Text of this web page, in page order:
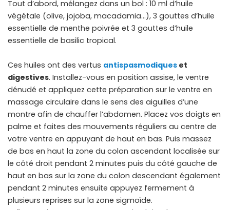
Tout d’abord, mélangez dans un bol : 10 ml d’huile
végétale (olive, jojoba, macadamia…), 3 gouttes d’huile
essentielle de menthe poivrée et 3 gouttes d’huile
essentielle de basilic tropical.
Ces huiles ont des vertus antispasmodiques et
digestives. Installez-vous en position assise, le ventre
dénudé et appliquez cette préparation sur le ventre en
massage circulaire dans le sens des aiguilles d’une
montre afin de chauffer l’abdomen. Placez vos doigts en
palme et faites des mouvements réguliers au centre de
votre ventre en appuyant de haut en bas. Puis massez
de bas en haut la zone du colon ascendant localisée sur
le côté droit pendant 2 minutes puis du côté gauche de
haut en bas sur la zone du colon descendant également
pendant 2 minutes ensuite appuyez fermement à
plusieurs reprises sur la zone sigmoïde.